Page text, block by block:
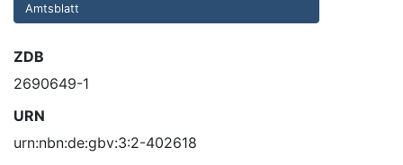
Amtsblatt
ZDB
2690649-1
URN
urn:nbn:de:gbv:3:2-402618